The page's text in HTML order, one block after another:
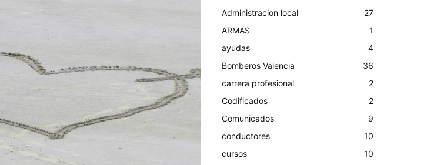
Administracion local
27
ARMAS
1
ayudas
4
Bomberos Valencia
36
carrera profesional
2
Codificados
2
Comunicados
9
conductores
10
cursos
10